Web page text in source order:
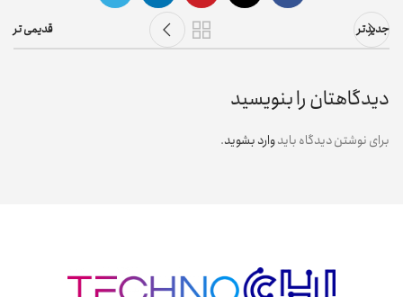
جدیدتر قدیمی تر
دیدگاهتان را بنویسید
برای نوشتن دیدگاه بایدوارد بشوید.